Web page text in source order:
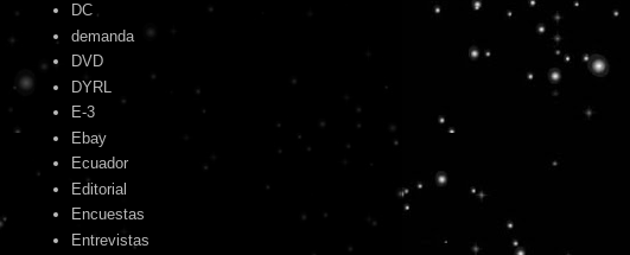
DC
demanda
DVD
DYRL
E-3
Ebay
Ecuador
Editorial
Encuestas
Entrevistas